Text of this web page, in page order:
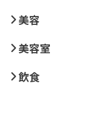
美容
美容室
飲食